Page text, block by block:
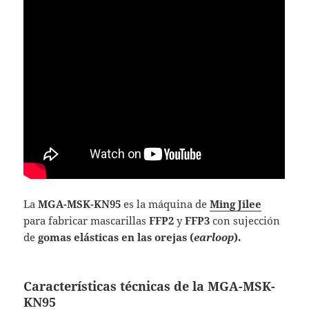
LaMGA-MSK-KN95 es la máquina deMing Jilee
para fabricar mascarillasFFP2 yFFP3 con sujección
degomas elásticas en las orejas (earloop).
Características técnicas de la MGA-MSK-
KN95